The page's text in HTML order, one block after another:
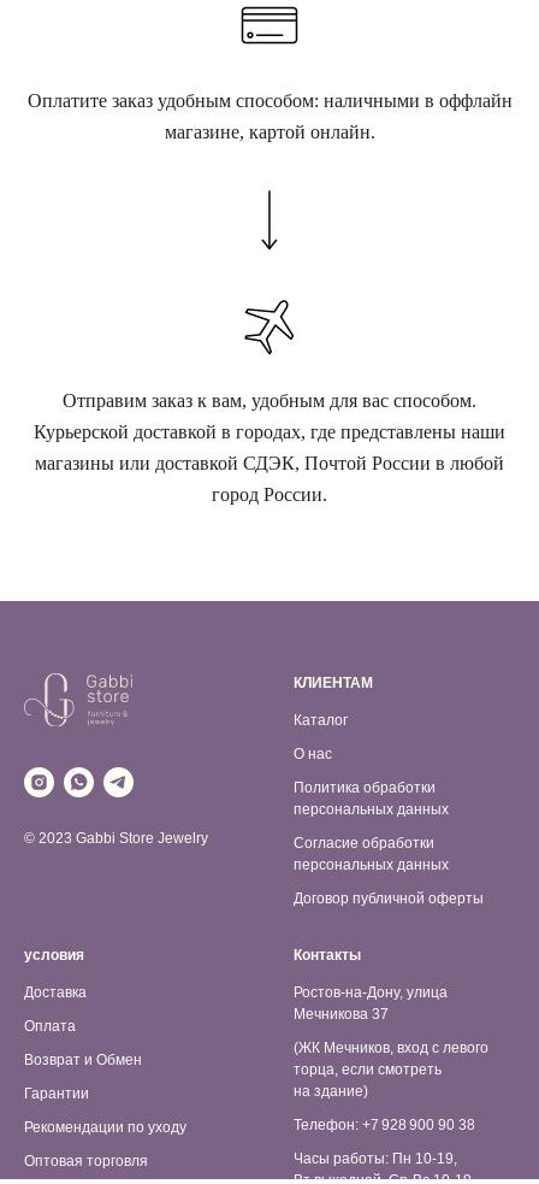
Оплатите заказ удобным способом: наличными в оффлайн
магазине, картой онлайн.
Отправим заказ к вам, удобным для вас способом.
Курьерской доставкой в городах, где представлены наши
магазины или доставкой СДЭК, Почтой России в любой
город России.
© 2023 Gabbi Store Jewelry
КЛИЕНТАМ
Каталог
О нас
Политика обработки
персональных данных
Согласие обработки
персональных данных
Договор публичной оферты
условия
Доставка
Оплата
Возврат и Обмен
Гарантии
Рекомендации по уходу
Оптовая торговля
Контакты
Ростов-на-Дону, улица
Мечникова 37
(ЖК Мечников, вход с левого
торца, если смотреть
на здание)
Телефон: +7 928 900 90 38
Часы работы: Пн 10-19,
Вт выходной, Ср-Вс 10-19